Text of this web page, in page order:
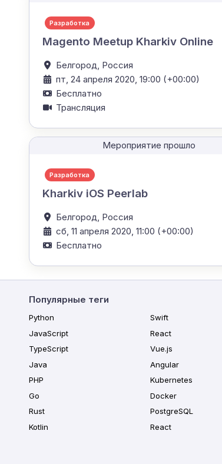
Разработка
Magento Meetup Kharkiv Online
Белгород, Россия
пт, 24 апреля 2020, 19:00 (+00:00)
Бесплатно
Трансляция
Мероприятие прошло
Разработка
Kharkiv iOS Peerlab
Белгород, Россия
сб, 11 апреля 2020, 11:00 (+00:00)
Бесплатно
Популярные теги
Python
JavaScript
TypeScript
Java
PHP
Go
Rust
Kotlin
Swift
React
Vue.js
Angular
Kubernetes
Docker
PostgreSQL
React